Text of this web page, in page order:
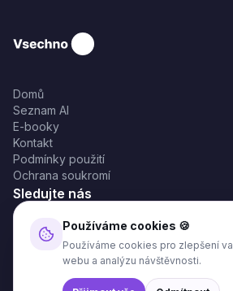
Domů
Seznam AI
E-booky
Kontakt
Podmínky použití
Ochrana soukromí
Sledujte nás
Používáme cookies 🍪
Používáme cookies pro zlepšení
webu a analýzu návštěvnosti.